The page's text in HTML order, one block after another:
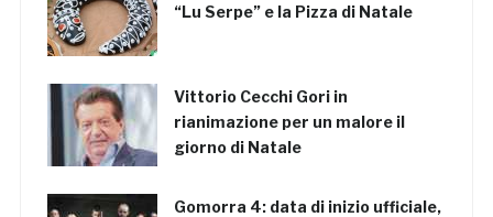
“Lu Serpe” e la Pizza di Natale
Vittorio Cecchi Gori in
rianimazione per un malore il
giorno di Natale
Gomorra 4: data di inizio ufficiale,